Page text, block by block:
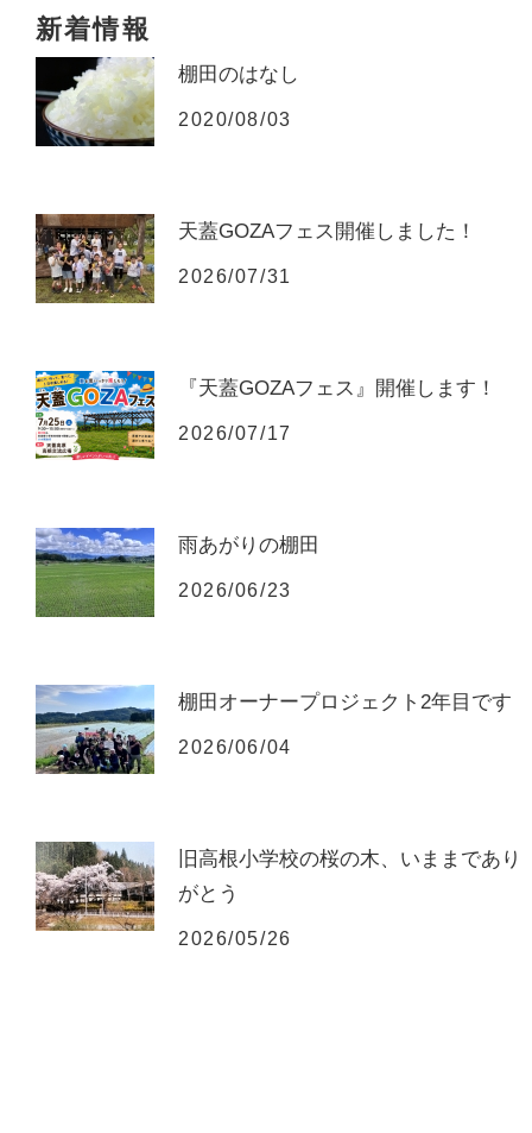
新着情報
棚田のはなし
2020/08/03
天蓋GOZAフェス開催しました！
2026/07/31
『天蓋GOZAフェス』開催します！
2026/07/17
雨あがりの棚田
2026/06/23
棚田オーナープロジェクト2年目です
2026/06/04
旧高根小学校の桜の木、いままであり
がとう
2026/05/26